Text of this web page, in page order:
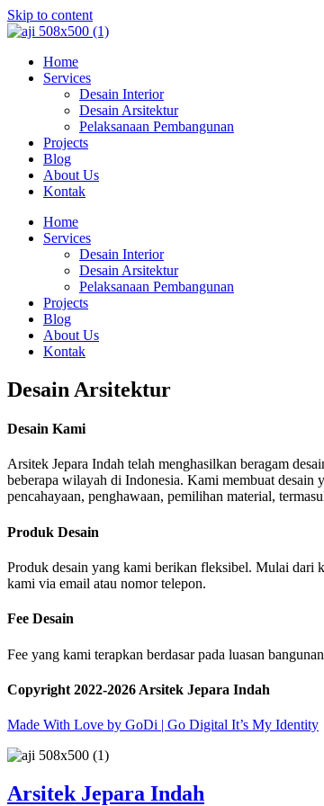
Skip to content
Home
Services
Desain Interior
Desain Arsitektur
Pelaksanaan Pembangunan
Projects
Blog
About Us
Kontak
Home
Services
Desain Interior
Desain Arsitektur
Pelaksanaan Pembangunan
Projects
Blog
About Us
Kontak
Desain Arsitektur
Desain Kami
Arsitek Jepara Indah telah menghasilkan beragam
beberapa wilayah di Indonesia. Kami membuat desain
pencahayaan, penghawaan, pemilihan material,
Produk Desain
Produk desain yang kami berikan fleksibel. Mulai dari
kami via email atau nomor telepon.
Fee Desain
Fee yang kami terapkan berdasar pada luasan
Copyright 2022-2026 Arsitek Jepara Indah
Made With Love by GoDi | Go Digital It’s My Identity
Arsitek Jepara Indah